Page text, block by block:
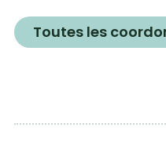
Toutes les